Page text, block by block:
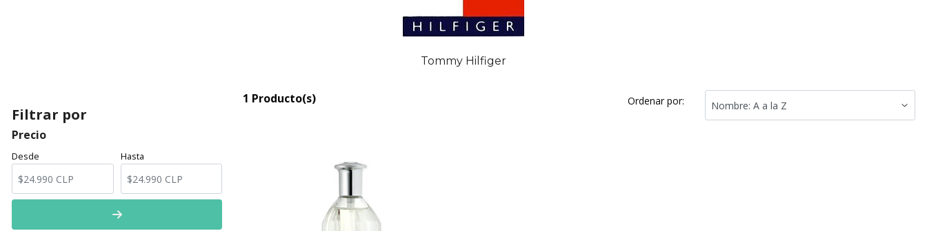
Tommy Hilfiger
Filtrar por
Precio
Desde Hasta
1 Producto(s) Ordenar por: